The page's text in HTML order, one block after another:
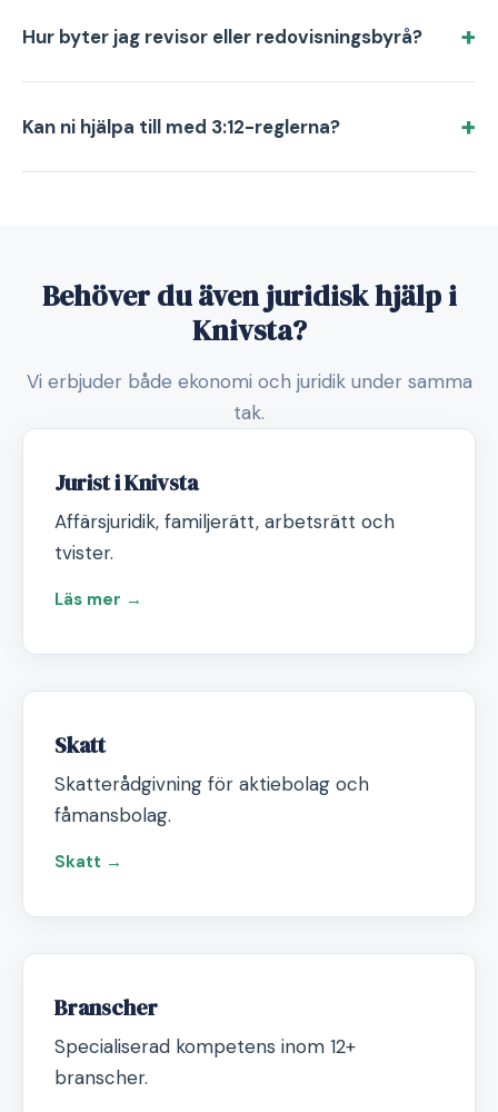
Hur byter jag revisor eller redovisningsbyrå?
Kan ni hjälpa till med 3:12-reglerna?
Behöver du även juridisk hjälp i
Knivsta?
Vi erbjuder både ekonomi och juridik under samma
tak.
Jurist i Knivsta
Affärsjuridik, familjerätt, arbetsrätt och
tvister.
Läs mer →
Skatt
Skatterådgivning för aktiebolag och
fåmansbolag.
Skatt →
Branscher
Specialiserad kompetens inom 12+
branscher.